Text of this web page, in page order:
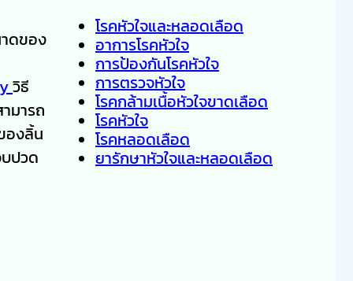
ดของ
วิธี
มารถ
องลิ้น
ปวด
โรคหัวใจและหลอดเลือด
อาการโรคหัวใจ
การป้องกันโรคหัวใจ
การตรวจหัวใจ
โรคกล้ามเนื้อหัวใจขาดเลือด
โรคหัวใจ
โรคหลอดเลือด
ยารักษาหัวใจและหลอดเลือด